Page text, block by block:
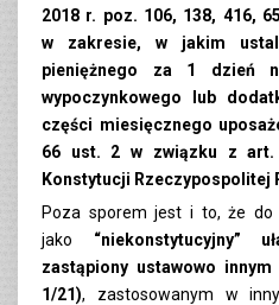
2018 r. poz. 106, 138, 416,
w zakresie, w jakim
pieniężnego za 1 dzień
wypoczynkowego lub
części miesięcznego
66 ust. 2 w związku z
Konstytucji Rzeczypospolitej
Poza sporem jest i to, że do
jako “niekonstytucyjny”
zastąpiony ustawowo
1/21), zastosowanym w